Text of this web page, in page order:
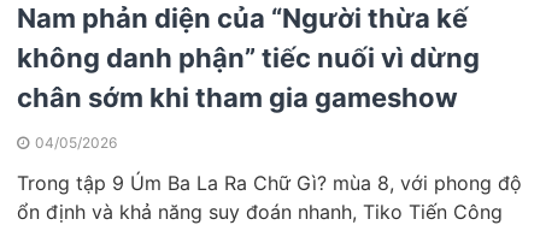
Nam phản diện của “Người thừa kế
không danh phận” tiếc nuối vì dừng
chân sớm khi tham gia gameshow
04/05/2026
Trong tập 9 Úm Ba La Ra Chữ Gì? mùa 8, với phong độ
ổn định và khả năng suy đoán nhanh, Tiko Tiến Công